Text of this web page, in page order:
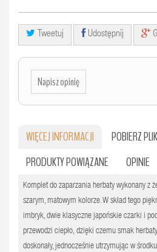
Tweetuj Udostępnij
Napisz opinię
WIĘCEJ INFORMACJI
POBIERZ
PRODUKTY POWIĄZANE
OPINIE
Komplet do zaparzania herbaty wykonany z
szarym, matowym kolorze. W skład tego
imbryk, dwie klasyczne japońskie czarki i
przewodzi ciepło, dzięki czemu smak
doskonały, jednocześnie utrzymując w